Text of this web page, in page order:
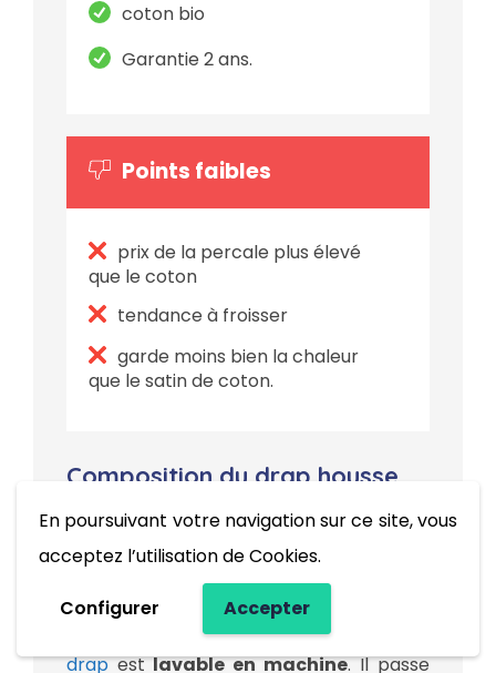
En poursuivant votre navigation sur ce site, vous
acceptez l’utilisation de Cookies.
Configurer Accepter
coton bio
Garantie 2 ans.
Points faibles
prix de la percale plus élevé
que le coton
tendance à froisser
garde moins bien la chaleur
que le satin de coton.
Composition du drap housse
Le drap housse Kipli est réalisé en
percale de coton
. Cette matière réunit
douceur et facilité d’entretien puisque le
drapestlavable en machine. Il passe